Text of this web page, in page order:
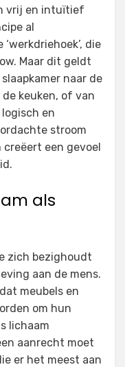
vrij en intuïtief
al
die
Maar dit geldt
naar de
keuken, of van
en
stroom
een gevoel
als
zich bezighoudt
aan de mens.
meubels en
om hun
lichaam
aanrecht moet
er het meest aan